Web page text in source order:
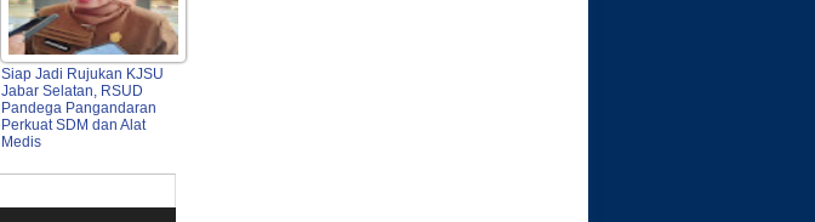
Siap Jadi Rujukan KJSU
Jabar Selatan, RSUD
Pandega Pangandaran
Perkuat SDM dan Alat
Medis